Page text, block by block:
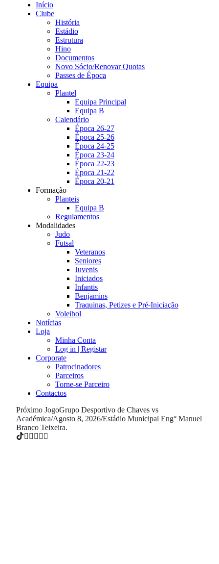
Início
Clube
História
Estádio
Estrutura
Hino
Documentos
Novo Sócio/Renovar Quotas
Passes de Época
Equipa
Plantel
Equipa Principal
Equipa B
Calendário
Época 26-27
Época 25-26
Época 24-25
Época 23-24
Época 22-23
Época 21-22
Época 20-21
Formação
Planteis
Equipa B
Regulamentos
Modalidades
Judo
Futsal
Veteranos
Seniores
Juvenis
Iniciados
Infantis
Benjamins
Traquinas, Petizes e Pré-Iniciação
Voleibol
Notícias
Loja
Minha Conta
Log in | Registar
Corporate
Patrocinadores
Parceiros
Torne-se Parceiro
Contactos
Próximo JogoGrupo Desportivo de Chaves vs
Académica/Agosto 8, 2026/Estádio Municipal Eng° Manuel
Branco Teixeira.